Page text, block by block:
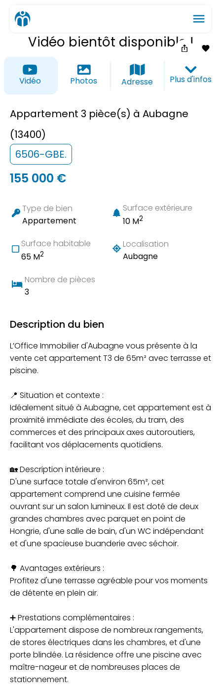
menu
Vidéo bientôt disponible !
ios_share favorite_border
Vidéo Photos Adresse Plus d'infos
Appartement 3 pièce(s) à Aubagne
(13400)
6506-GBE.
155 000 €
Type de bien
Appartement
Surface extérieure
10 M2
Surface habitable
65 M2
Localisation
Aubagne
Nombre de pièces
3
Description du bien
L’Office Immobilier d'Aubagne vous présente à la
vente cet appartement T3 de 65m² avec terrasse et
piscine.
📍 Situation et contexte :
Idéalement situé à Aubagne, cet appartement est à
proximité immédiate des écoles, du tram, des
commerces et des principaux axes autoroutiers,
facilitant vos déplacements quotidiens.
🏡 Description intérieure :
D'une surface totale d'environ 65m², cet
appartement comprend une cuisine fermée
ouvrant sur un salon lumineux. Il est doté de deux
grandes chambres avec parquet en point de
Hongrie, d'une salle de bain, d'un WC indépendant
et d'une spacieuse buanderie avec séchoir.
🌳 Avantages extérieurs :
Profitez d'une terrasse agréable pour vos moments
de détente en plein air.
➕ Prestations complémentaires :
L'appartement dispose de nombreux rangements,
de stores électriques dans les chambres, et d'une
porte blindée. La résidence offre une piscine avec
maître-nageur et de nombreuses places de
stationnement.